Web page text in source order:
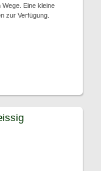
Eine kleine
zur Verfügung.